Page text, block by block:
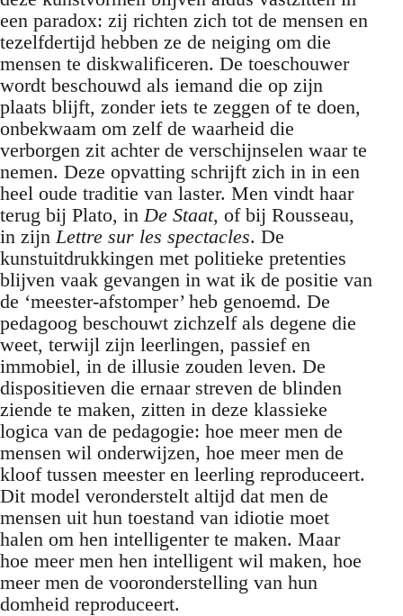
een paradox: zij richten zich tot de mensen en
tezelfdertijd hebben ze de neiging om die
mensen te diskwalificeren. De toeschouwer
wordt beschouwd als iemand die op zijn
plaats blijft, zonder iets te zeggen of te doen,
onbekwaam om zelf de waarheid die
verborgen zit achter de verschijnselen waar te
nemen. Deze opvatting schrijft zich in in een
heel oude traditie van laster. Men vindt haar
terug bij Plato, inDe Staat, of bij Rousseau,
in zijnLettre sur les spectacles. De
kunstuitdrukkingen met politieke pretenties
blijven vaak gevangen in wat ik de positie van
de ‘meester-afstomper’ heb genoemd. De
pedagoog beschouwt zichzelf als degene die
weet, terwijl zijn leerlingen, passief en
immobiel, in de illusie zouden leven. De
dispositieven die ernaar streven de blinden
ziende te maken, zitten in deze klassieke
logica van de pedagogie: hoe meer men de
mensen wil onderwijzen, hoe meer men de
kloof tussen meester en leerling reproduceert.
Dit model veronderstelt altijd dat men de
mensen uit hun toestand van idiotie moet
halen om hen intelligenter te maken. Maar
hoe meer men hen intelligent wil maken, hoe
meer men de vooronderstelling van hun
domheid reproduceert.